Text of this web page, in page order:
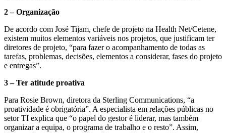
2 ‒ Organização
De acordo com José Tijam, chefe de projeto na Health Net/Cetene,
existem muitos elementos variáveis nos projetos, que justificam ter
diretores de projeto, “para fazer o acompanhamento de todas as
tarefas, problemas, decisões, elementos a considerar, fases do projeto
e entregas”.
3 ‒ Ter atitude proativa
Para Rosie Brown, diretora da Sterling Communications, “a
proatividade é obrigatória”. A especialista em relações públicas no
setor TI explica que “o papel do gestor é liderar, mas também
organizar a equipa, o programa de trabalho e o resto”. Assim,